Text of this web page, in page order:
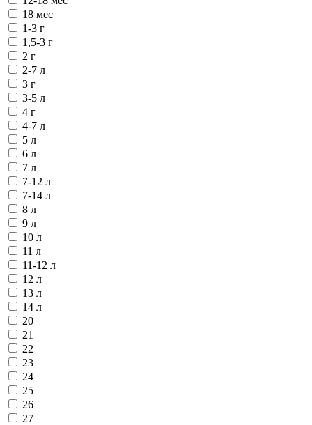
18 мес
1-3 г
1,5-3 г
2 г
2-7 л
3 г
3-5 л
4 г
4-7 л
5 л
6 л
7 л
7-12 л
7-14 л
8 л
9 л
10 л
11 л
11-12 л
12 л
13 л
14 л
20
21
22
23
24
25
26
27